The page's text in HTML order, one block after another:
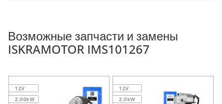
Возможные запчасти и замены
ISKRAMOTOR IMS101267
12V
2.00kW
12V
2.0kW